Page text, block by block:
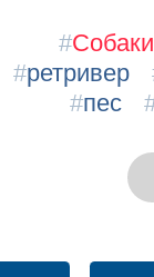
#Собаки
#ретривер
#пес